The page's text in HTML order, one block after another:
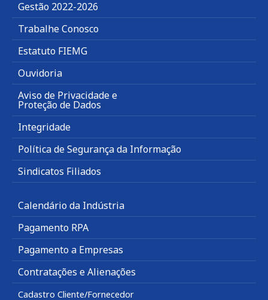
Gestão 2022-2026
Trabalhe Conosco
Estatuto FIEMG
Ouvidoria
Aviso de Privacidade e
Proteção de Dados
Integridade
Política de Segurança da Informação
Sindicatos Filiados
Calendário da Indústria
Pagamento RPA
Pagamento a Empresas
Contratações e Alienações
Cadastro Cliente/Fornecedor